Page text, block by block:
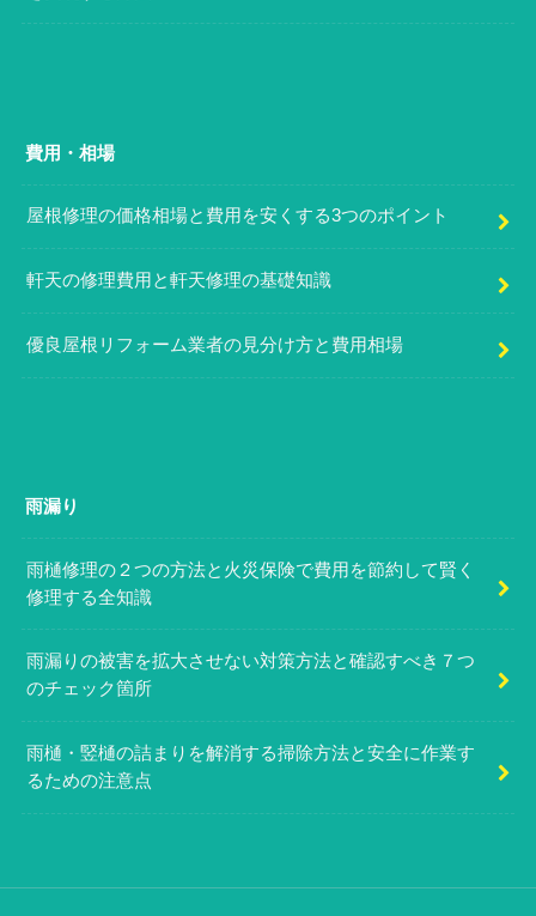
費用・相場
屋根修理の価格相場と費用を安くする3つのポイント
軒天の修理費用と軒天修理の基礎知識
優良屋根リフォーム業者の見分け方と費用相場
雨漏り
雨樋修理の２つの方法と火災保険で費用を節約して賢く
修理する全知識
雨漏りの被害を拡大させない対策方法と確認すべき７つ
のチェック箇所
雨樋・竪樋の詰まりを解消する掃除方法と安全に作業す
るための注意点